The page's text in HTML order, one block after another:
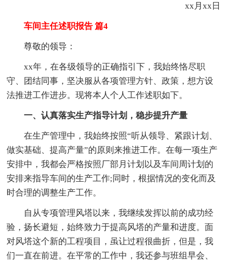
xx月xx日
车间主任述职报告 篇4
尊敬的领导：
xx年，在各级领导的正确指引下，我始终恪尽职
守、团结同事，坚决服从各项管理方针、政策，想方设
法推进工作进步。现将本人个人工作述职如下。
一、认真落实生产指导计划，稳步提升产量
在生产管理中，我始终按照“听从领导、紧跟计划、
做实基础、提高产量”的原则来推进工作。在每一项生产
安排中，我都会严格按照厂部月计划以及车间周计划的
安排来指导车间的生产工作;同时，根据情况的变化而及
时合理的调整生产工作。
自从专项管理风塔以来，我继续发挥以前的成功经
验，扬长避短，始终致力于提高风塔的产量和进度。面
对风塔这个新的工程项目，虽让过程很曲折，但是，我
们一直在前进。在平常的工作中，我还参与班组早会、